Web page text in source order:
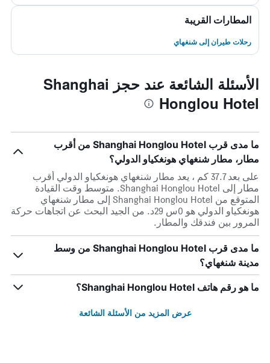
المطارات القريبة
رحلات طيران إلى شنغهاي
الأسئلة الشائعة عند حجز Shanghai
Honglou Hotel
ما مدى قرب Shanghai Honglou Hotel من أقرب
مطار، مطار شنغهاي هونغكياو الدولي؟
على بعد 37.7 كم ، يعد مطار شنغهاي هونغكياو الدولي أقرب
مطار إلى Shanghai Honglou Hotel. متوسط وقت القيادة
المتوقع من Shanghai Honglou Hotel إلى مطار شنغهاي
هونغكياو الدولي هو 0س 29د. من الجيد البحث عن اتجاهات حركة
المرور بين فندقك والمطار.
ما مدى قرب Shanghai Honglou Hotel من وسط
مدينة شنغهاي؟
ما هو رقم هاتف Shanghai Honglou Hotel؟
عرض المزيد من الأسئلة الشائعة